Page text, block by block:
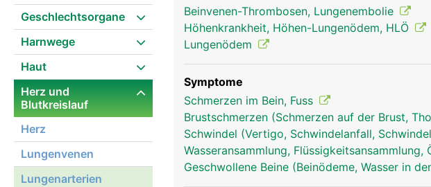
Geschlechtsorgane
Harnwege
Haut
Herz und
Blutkreislauf
Herz
Lungenvenen
Lungenarterien
Beinvenen-Thrombosen, Lungenembolie
Höhenkrankheit, Höhen-Lungenödem, HLÖ
Lungenödem
Symptome
Schmerzen im Bein, Fuss
Brustschmerzen (Schmerzen auf der Brust,
Schwindel (Vertigo, Schwindelanfall,
Wasseransammlung, Flüssigkeitsansammlung,
Geschwollene Beine (Beinödeme, Wasser in